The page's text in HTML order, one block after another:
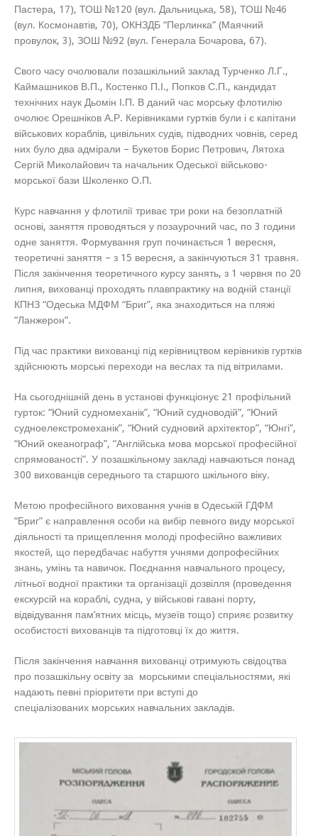
Пастера, 17), ТОШ №120 (вул. Дальницька, 58), ТОШ №46
(вул. Космонавтів, 70), ОКНЗДБ “Перлинка” (Маячний
провулок, 3), ЗОШ №92 (вул. Генерала Бочарова, 67).
Свого часу очолювали позашкільний заклад Турченко Л.Г.,
Каймашников В.П., Костенко П.І., Попков С.П., кандидат
технічних наук Дьомін І.П. В даний час морську флотилію
очолює Орешніков А.Р. Керівниками гуртків були і є капітани
військових кораблів, цивільних судів, підводних човнів, серед
них було два адмірали – Букетов Борис Петрович, Лятоха
Сергій Миколайович та начальник Одеської військово-
морської бази Школенко О.П.
Курс навчання у флотилії триває три роки на безоплатній
основі, заняття проводяться у позаурочний час, по 3 години
одне заняття. Формування груп починається 1 вересня,
теоретичні заняття – з 15 вересня, а закінчуються 31 травня.
Після закінчення теоретичного курсу занять, з 1 червня по 20
липня, вихованці проходять плавпрактику на водній станції
КПНЗ “Одеська МДФМ “Бриг”, яка знаходиться на пляжі
“Ланжерон”.
Під час практики вихованці під керівництвом керівників гуртків
здійснюють морські переходи на веслах та під вітрилами.
На сьогоднішній день в установі функціонує 21 профільний
гурток: “Юний судномеханік”, “Юний судноводій”, “Юний
судноелекстромеханік”, “Юний судновий архітектор”, “Юнгі”,
“Юний океанограф”, “Англійська мова морської професійної
спрямованості”. У позашкільному закладі навчаються понад
300 вихованців середнього та старшого шкільного віку.
Метою професійного виховання учнів в Одеській ГДФМ
“Бриг” є направлення особи на вибір певного виду морської
діяльності та прищеплення молоді професійно важливих
якостей, що передбачає набуття учнями допрофесійних
знань, умінь та навичок. Поєднання навчального процесу,
літньої водної практики та організації дозвілля (проведення
екскурсій на кораблі, судна, у військові гавані порту,
відвідування пам’ятних місць, музеїв тощо) сприяє розвитку
особистості вихованців та підготовці їх до життя.
Після закінчення навчання вихованці отримують свідоцтва
про позашкільну освіту за морськими спеціальностями, які
надають певні пріоритети при вступі до
спеціалізованих морських навчальних закладів.